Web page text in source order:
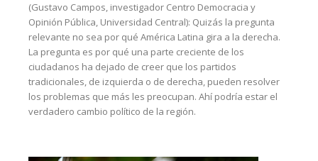
(Gustavo Campos, investigador Centro Democracia y
Opinión Pública, Universidad Central): Quizás la pregunta
relevante no sea por qué América Latina gira a la derecha.
La pregunta es por qué una parte creciente de los
ciudadanos ha dejado de creer que los partidos
tradicionales, de izquierda o de derecha, pueden resolver
los problemas que más les preocupan. Ahí podría estar el
verdadero cambio político de la región.